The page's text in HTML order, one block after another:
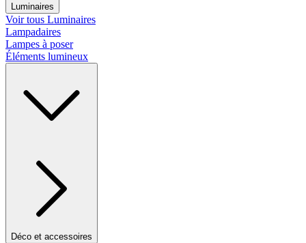
Luminaires
Voir tous Luminaires
Lampadaires
Lampes à poser
Éléments lumineux
Déco et accessoires